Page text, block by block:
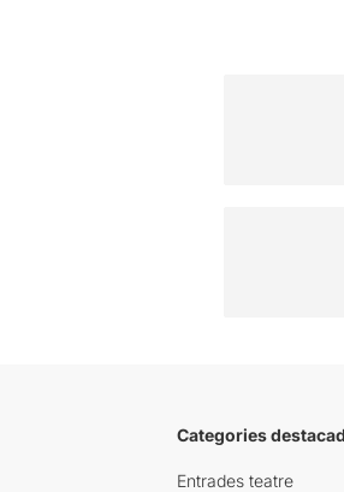
Categories
Entrades teatre